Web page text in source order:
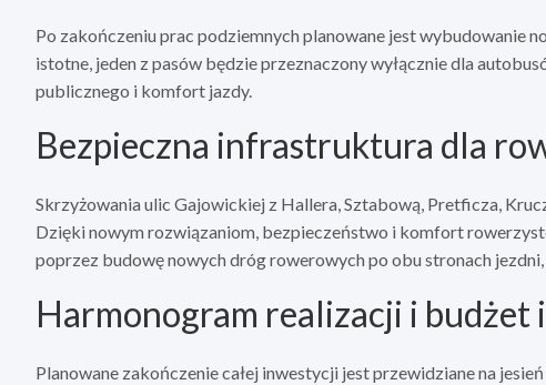
Po zakończeniu prac podziemnych planowane jest wybudowanie
istotne, jeden z pasów będzie przeznaczony wyłącznie dla
publicznego i komfort jazdy.
Bezpieczna infrastruktura dla
Skrzyżowania ulic Gajowickiej z Hallera, Sztabową, Pretficza,
Dzięki nowym rozwiązaniom, bezpieczeństwo i komfort
poprzez budowę nowych dróg rowerowych po obu stronach
Harmonogram realizacji i budżet
Planowane zakończenie całej inwestycji jest przewidziane na